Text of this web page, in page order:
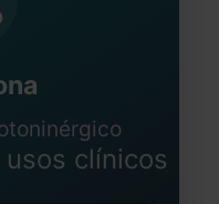
clínicos